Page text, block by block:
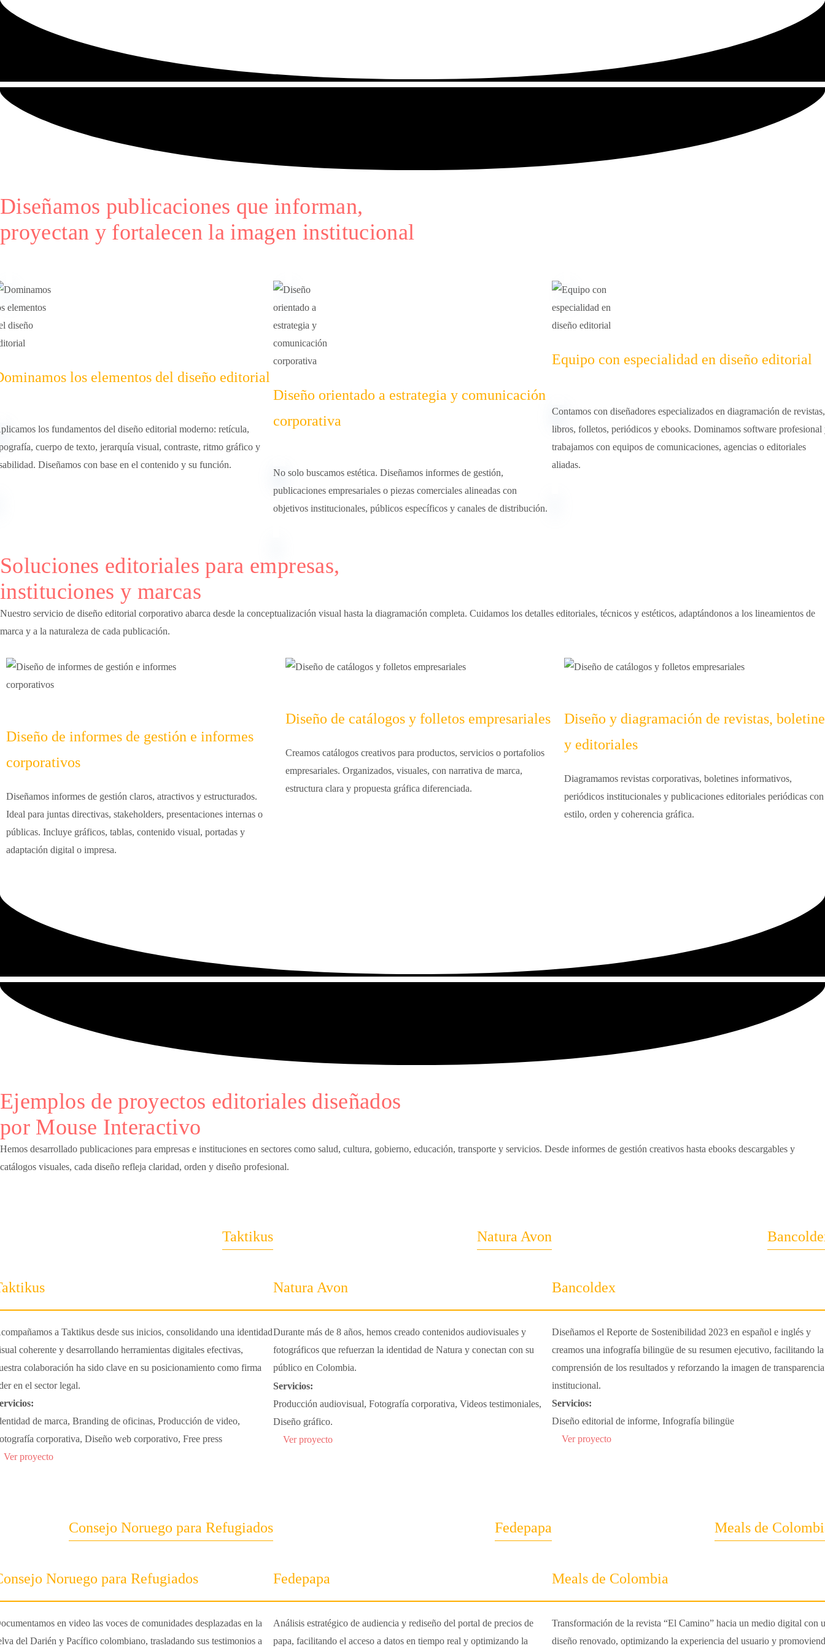
Diseñamos publicaciones que informan,
proyectan y fortalecen la imagen institucional
los elementos del diseño editorial
los fundamentos del diseño editorial moderno: retícula,
cuerpo de texto, jerarquía visual, contraste, ritmo gráfico y
Diseñamos con base en el contenido y su función.
Diseño orientado a estrategia y comunicación
corporativa
No solo buscamos estética. Diseñamos informes de gestión,
publicaciones empresariales o piezas comerciales alineadas con
objetivos institucionales, públicos específicos y canales de distribución.
Equipo con especialidad en diseño editorial
Contamos con diseñadores especializados en diagramación de revistas,
libros, folletos, periódicos y ebooks. Dominamos software profesional
trabajamos con equipos de comunicaciones, agencias o editoriales
aliadas.
Soluciones editoriales para empresas,
instituciones y marcas
Nuestro servicio de diseño editorial corporativo abarca desde la conceptualización visual hasta la diagramación completa. Cuidamos los detalles editoriales, técnicos y estéticos, adaptándonos a los lineamientos de
marca y a la naturaleza de cada publicación.
Diseño de informes de gestión e informes
corporativos
Diseñamos informes de gestión claros, atractivos y estructurados.
Ideal para juntas directivas, stakeholders, presentaciones internas o
públicas. Incluye gráficos, tablas, contenido visual, portadas y
adaptación digital o impresa.
Diseño de catálogos y folletos empresariales
Creamos catálogos creativos para productos, servicios o portafolios
empresariales. Organizados, visuales, con narrativa de marca,
estructura clara y propuesta gráfica diferenciada.
Diseño y diagramación de revistas,
y editoriales
Diagramamos revistas corporativas, boletines informativos,
periódicos institucionales y publicaciones editoriales periódicas con
estilo, orden y coherencia gráfica.
Ejemplos de proyectos editoriales diseñados
por Mouse Interactivo
Hemos desarrollado publicaciones para empresas e instituciones en sectores como salud, cultura, gobierno, educación, transporte y servicios. Desde informes de gestión creativos hasta ebooks descargables y
catálogos visuales, cada diseño refleja claridad, orden y diseño profesional.
Taktikus
a Taktikus desde sus inicios, consolidando una identidad
coherente y desarrollando herramientas digitales efectivas,
colaboración ha sido clave en su posicionamiento como firma
en el sector legal.
de marca, ⁠Branding de oficinas, Producción de video,
corporativa, ⁠Diseño web corporativo, Free press
Ver proyecto
Natura Avon
Natura Avon
Durante más de 8 años, hemos creado contenidos audiovisuales y
fotográficos que refuerzan la identidad de Natura y conectan con su
público en Colombia.
Servicios:
Producción audiovisual, Fotografía corporativa, Videos testimoniales,
Diseño gráfico.
Ver proyecto
Bancoldex
Diseñamos el Reporte de Sostenibilidad 2023 en español e inglés y
creamos una infografía bilingüe de su resumen ejecutivo, facilitando la
comprensión de los resultados y reforzando la imagen de transparencia
institucional.
Servicios:
Diseño editorial de informe, Infografía bilingüe
Ver proyecto
Consejo Noruego para Refugiados
Noruego para Refugiados
en video las voces de comunidades desplazadas en la
del Darién y Pacífico colombiano, trasladando sus testimonios a
Fedepapa
Fedepapa
Análisis estratégico de audiencia y rediseño del portal de precios de
papa, facilitando el acceso a datos en tiempo real y optimizando la
Meals de
Meals de Colombia
Transformación de la revista “El Camino” hacia un medio digital con
diseño renovado, optimizando la experiencia del usuario y